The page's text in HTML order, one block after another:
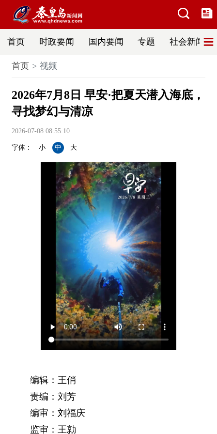
首页 时政要闻 国内要闻 专题 社会新闻
首页 视频
2026年7月8日 早安·把夏天潜入海底，
寻找梦幻与清凉
2026-07-08 08:55:10
字体： 小 中 大
编辑：王俏
责编：刘芳
编审：刘福庆
监审：王勍